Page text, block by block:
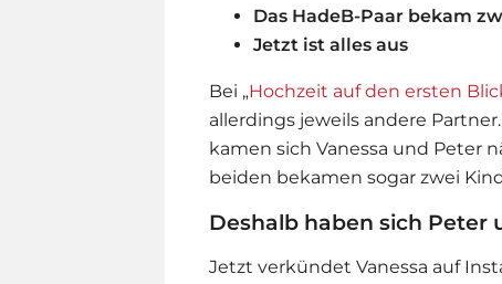
Das HadeB-Paar bekam
Jetzt ist alles aus
Bei „Hochzeit auf den ersten
allerdings jeweils andere
kamen sich Vanessa und Peter
beiden bekamen sogar zwei
Deshalb haben sich Peter
Jetzt verkündet Vanessa auf